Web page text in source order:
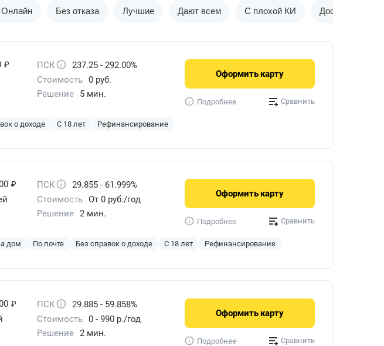
Онлайн Без отказа Лучшие Дают всем С плохой КИ Доставка на
₽ ПСК
237.25 - 292.00%
Стоимость 0 руб.
Решение 5 мин.
о доходе С 18 лет Рефинансирование
Оформить карту
Подробнее Сравнить
₽ ПСК
29.855 - 61.999%
Стоимость От 0 руб./год
Решение 2 мин.
дом По почте Без справок о доходе С 18 лет Рефинансирование
Оформить карту
Подробнее Сравнить
₽ ПСК
29.885 - 59.858%
Стоимость 0 - 990 р./год
Решение 2 мин.
Оформить карту
Подробнее Сравнить